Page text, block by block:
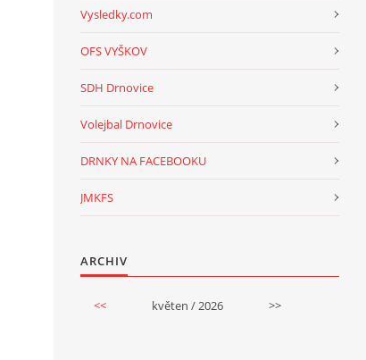
Vysledky.com
OFS VYŠKOV
SDH Drnovice
Volejbal Drnovice
DRNKY NA FACEBOOKU
JMKFS
ARCHIV
<< květen / 2026 >>